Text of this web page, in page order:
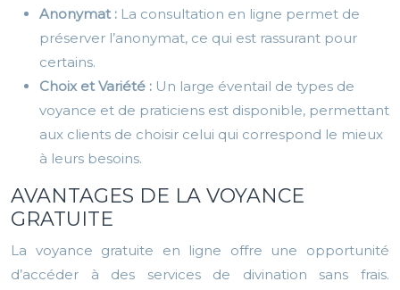
Anonymat : La consultation en ligne permet de
préserver l’anonymat, ce qui est rassurant pour
certains.
Choix et Variété : Un large éventail de types de
voyance et de praticiens est disponible, permettant
aux clients de choisir celui qui correspond le mieux
à leurs besoins.
AVANTAGES DE LA VOYANCE
GRATUITE
La voyance gratuite en ligne offre une opportunité
d’accéder à des services de divination sans frais.